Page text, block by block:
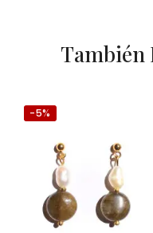
También
-5%